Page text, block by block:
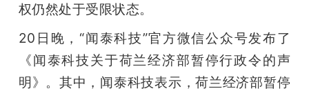
权仍然处于受限状态。
20日晚，“闻泰科技”官方微信公众号发布了
《闻泰科技关于荷兰经济部暂停行政令的声
明》。其中，闻泰科技表示，荷兰经济部暂停